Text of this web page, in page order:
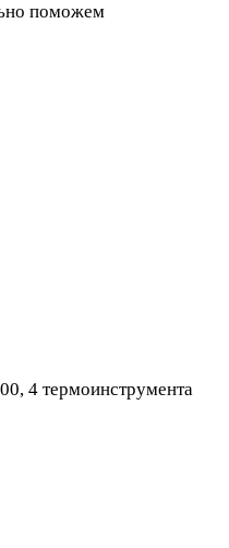
поможем
4 термоинструмента